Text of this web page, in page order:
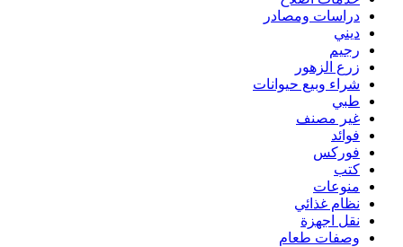
دراسات ومصادر
ديني
رجيم
زرع الزهور
شراء وبيع حيوانات
طبي
غير مصنف
فوائد
فوركس
كتب
منوعات
نظام غذائي
نقل اجهزة
وصفات طعام